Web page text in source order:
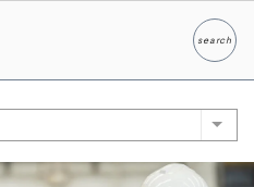
search
찾다
List